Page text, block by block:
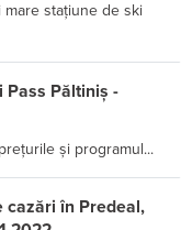
stațiune de ski
Pass Păltiniș -
și programul...
cazări în Predeal,